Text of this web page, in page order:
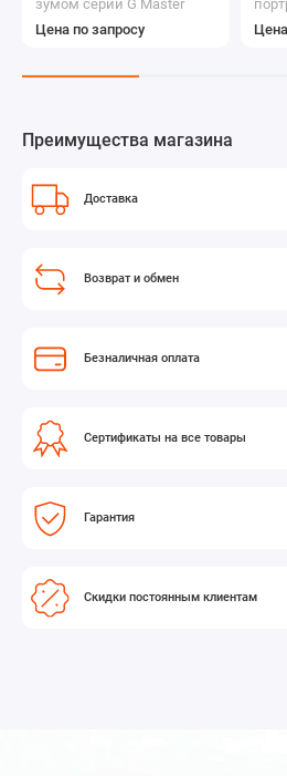
зумом серии G Master
премиум-класса
Цена по запросу
Преимущества магазина
Доставка
Возврат и обмен
Безналичная оплата
Сертификаты на все товары
Гарантия
Скидки постоянным клиентам